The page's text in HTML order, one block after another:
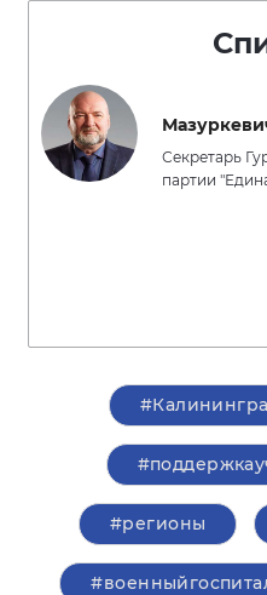
Секретарь
партии
#регионы